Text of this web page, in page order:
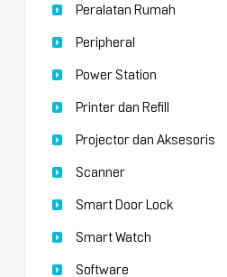
Peralatan Rumah
Peripheral
Power Station
Printer dan Refill
Projector dan Aksesoris
Scanner
Smart Door Lock
Smart Watch
Software